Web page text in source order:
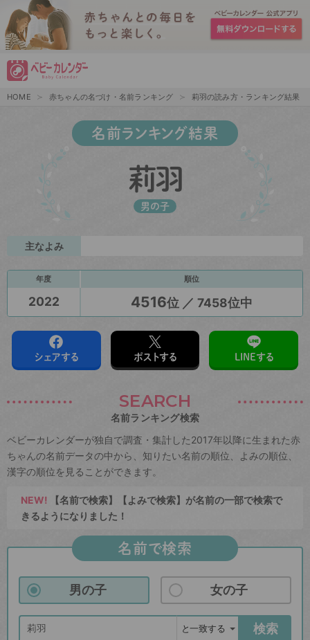
HOME 赤ちゃんの名づけ・名前ランキング 莉羽の読み方・ランキング結果
名前ランキング結果
莉羽
男の子
主なよみ
年度 順位
2022 4516位 ／ 7458位中
シェアする ポストする LINEする
SEARCH
名前ランキング検索
ベビーカレンダーが独自で調査・集計した2017年以降に生まれた赤
ちゃんの名前データの中から、知りたい名前の順位、よみの順位、
漢字の順位を見ることができます。
NEW! 【名前で検索】【よみで検索】が名前の一部で検索で
きるようになりました！
名前で検索
男の子 女の子
検索